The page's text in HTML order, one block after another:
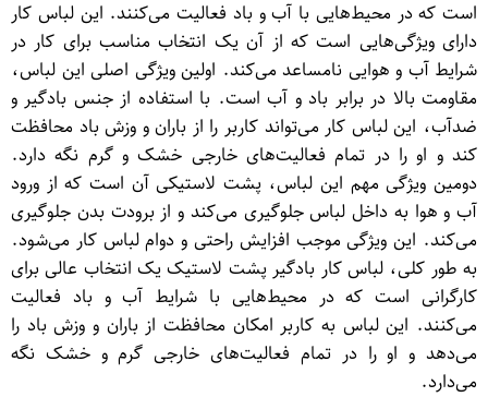
است که در محیط‌هایی با آب و باد فعالیت می‌کنند. این لباس کار
دارای ویژگی‌هایی است که از آن یک انتخاب مناسب برای کار در
شرایط آب و هوایی نامساعد می‌کند. اولین ویژگی اصلی این لباس،
مقاومت بالا در برابر باد و آب است. با استفاده از جنس بادگیر و
ضدآب، این لباس کار می‌تواند کاربر را از باران و وزش باد محافظت
کند و او را در تمام فعالیت‌های خارجی خشک و گرم نگه دارد.
دومین ویژگی مهم این لباس، پشت لاستیکی آن است که از ورود
آب و هوا به داخل لباس جلوگیری می‌کند و از برودت بدن جلوگیری
می‌کند. این ویژگی موجب افزایش راحتی و دوام لباس کار می‌شود.
به طور کلی، لباس کار بادگیر پشت لاستیک یک انتخاب عالی برای
کارگرانی است که در محیط‌هایی با شرایط آب و باد فعالیت
می‌کنند. این لباس به کاربر امکان محافظت از باران و وزش باد را
می‌دهد و او را در تمام فعالیت‌های خارجی گرم و خشک نگه
می‌دارد.